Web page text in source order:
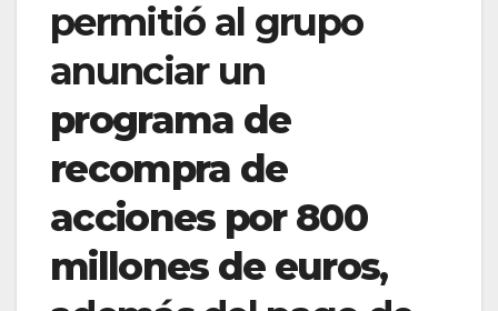
permitió al grupo
anunciar un
programa de
recompra de
acciones por 800
millones de euros,